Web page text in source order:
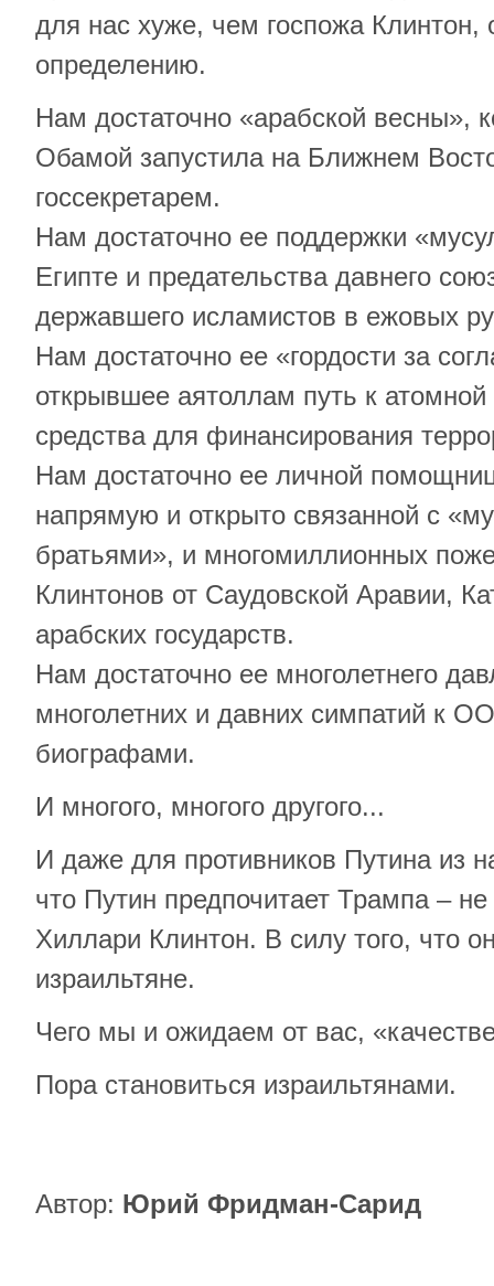
для нас хуже, чем госпожа
определению.
Нам достаточно «арабской весны»,
Обамой запустила на Ближнем
госсекретарем.
Нам достаточно ее поддержки
Египте и предательства давнего
державшего исламистов в ежовых
Нам достаточно ее «гордости за
открывшее аятоллам путь к
средства для финансирования
Нам достаточно ее личной
напрямую и открыто связанной с
братьями», и многомиллионных
Клинтонов от Саудовской Аравии,
арабских государств.
Нам достаточно ее многолетнего
многолетних и давних симпатий к
биографами.
И многого, многого другого...
И даже для противников Путина из
что Путин предпочитает Трампа –
Хиллари Клинтон. В силу того, что
израильтяне.
Чего мы и ожидаем от вас,
Пора становиться израильтянами.
Автор: Юрий Фридман-Сарид